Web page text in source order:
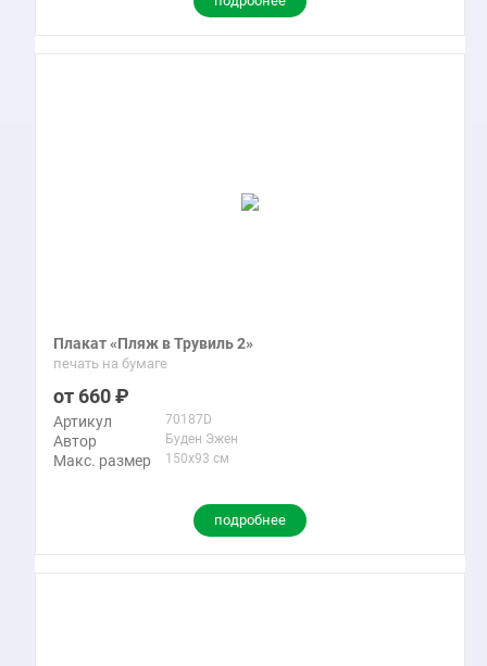
Плакат «Пляж в Трувиль 2»
печать на бумаге
660
Артикул 70187D
Автор Буден Эжен
Макс. размер 150x93 см
подробнее